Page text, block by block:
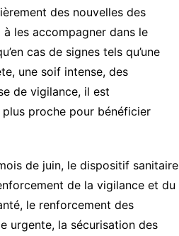
des nouvelles des
les accompagner dans le
cas de signes tels qu’une
une soif intense, des
de vigilance, il est
plus proche pour bénéficier
de juin, le dispositif sanitaire
de la vigilance et du
le renforcement des
urgente, la sécurisation des